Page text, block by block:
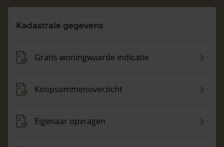
Vragen? Neem contact met ons op
088 220 4200
Kadastrale gegevens
Gratis woningwaarde indicatie
Koopsommenoverzicht
Eigenaar opvragen